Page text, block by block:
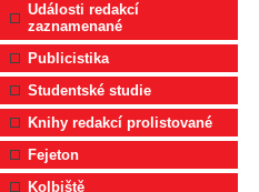
Události redakcí
zaznamenané
Publicistika
Studentské studie
Knihy redakcí prolistované
Fejeton
Kolbiště